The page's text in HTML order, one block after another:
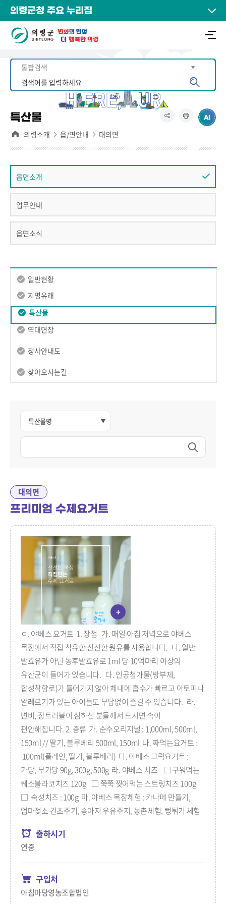
의령군청 주요 누리집
특산물
의령소개 읍/면안내 대의면
읍면소개
업무안내
읍면소식
일반현황
지명유래
특산물
역대면장
청사안내도
찾아오시는길
프리미엄 수제요거트
대의면
+
ㅇ. 야베스 요거트 1. 장점 가. 매일 아침 저녁으로 야베스
목장에서 직접 착유한 신선한 원유를 사용합니다. 나. 일반
발효유가 아닌 농후발효유로 1ml 당 10억마리 이상의
유산균이 들어가 있습니다. 다. 인공첨가물(방부제,
합성착향로)가 들어가지 않아 체내에 흡수가 빠르고 아토피나
알레르기가 있는 아이들도 부담없이 즐길 수 있습니다. 라.
변비, 장트러블이 심하신 분들께서 드시면 속이
편안해집니다. 2. 종류 가. 순수오리지널 : 1,000ml, 500ml,
150ml // 딸기, 블루베리 500ml, 150ml 나. 짜먹는요거트 :
100ml(플레인, 딸기, 블루베리) 다. 야베스 그릭요거트 :
가당, 무가당 90g, 300g, 500g 라. 야베스 치즈 □ 구워먹는
퀘소블라코치즈 120g □ 쭉쭉 찢어먹는 스트링치즈 100g
□ 숙성치즈 : 100g 마. 야베스 목장체험 : 카나페 만들기,
엄마젖소 건초주기, 송아지 우유주지, 농촌체험, 뻥튀기 체험
출하시기
연중
구입처
아침마당영농조합법인